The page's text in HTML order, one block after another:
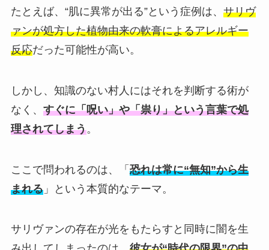
たとえば、“肌に異常が出る”という症例は、 サリヴ
ァンが処方した植物由来の軟膏によるアレルギー
反応だった可能性が高い。
しかし、知識のない村人にはそれを判断する術が
なく、 すぐに「呪い」や「祟り」という言葉で処
理されてしまう。
ここで問われるのは、「 恐れは常に“無知”から生
まれる」という本質的なテーマ。
サリヴァンの存在が光をもたらすと同時に闇を生